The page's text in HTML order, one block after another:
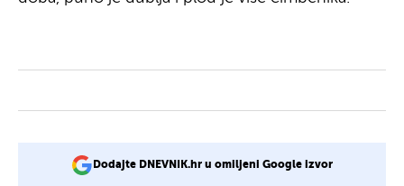
Dodajte DNEVNIK.hr u omiljeni Google izvor